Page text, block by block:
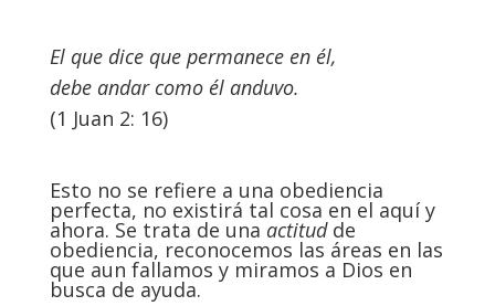
El que dice que permanece en él,
debe andar como él anduvo.
(1 Juan 2: 16)
Esto no se refiere a una obediencia
perfecta, no existirá tal cosa en el aquí y
ahora. Se trata de una actitud de
obediencia, reconocemos las áreas en las
que aun fallamos y miramos a Dios en
busca de ayuda.